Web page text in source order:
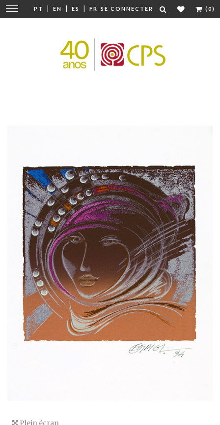
PT | EN | ES | FR SE CONNECTER (0)
Modifier
la
Plein écran